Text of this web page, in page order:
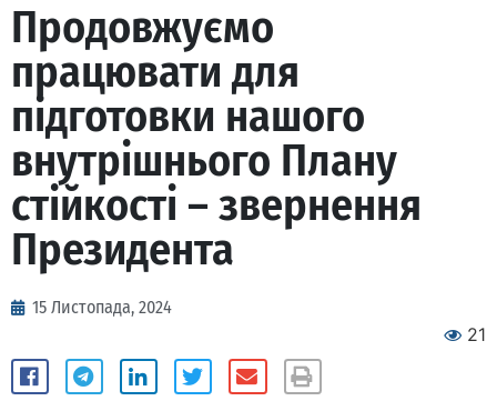
Продовжуємо
працювати для
підготовки нашого
внутрішнього Плану
стійкості – звернення
Президента
15 Листопада, 2024
21